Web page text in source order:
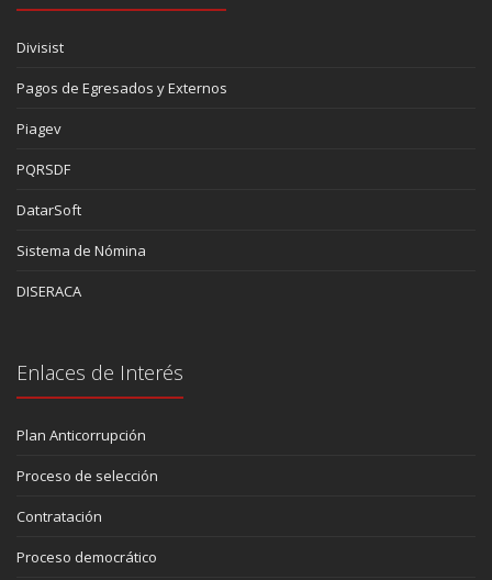
Divisist
Pagos de Egresados y Externos
Piagev
PQRSDF
DatarSoft
Sistema de Nómina
DISERACA
Enlaces de Interés
Plan Anticorrupción
Proceso de selección
Contratación
Proceso democrático